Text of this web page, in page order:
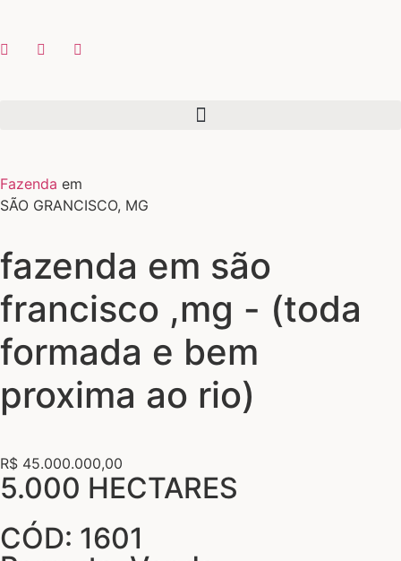
Fazenda em
SÃO GRANCISCO, MG
fazenda em são
francisco ,mg - (toda
formada e bem
proxima ao rio)
R$ 45.000.000,00
5.000 HECTARES
CÓD: 1601